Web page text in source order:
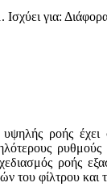
για:
ροής έχει
ροής
του φίλτρου και